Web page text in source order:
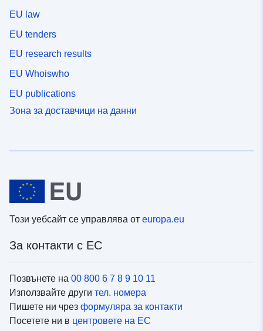
EU law
EU tenders
EU research results
EU Whoiswho
EU publications
Зона за доставчици на данни
Този уебсайт се управлява от europa.eu
За контакти с ЕС
Позвънете на 00 800 6 7 8 9 10 11
Използвайте други тел. номера
Пишете ни чрез формуляра за контакти
Посетете ни в центровете на ЕС